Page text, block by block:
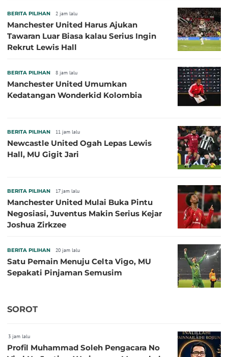
BERITA PILIHAN 2 jam lalu
Manchester United Harus Ajukan
Tawaran Luar Biasa kalau Serius Ingin
Rekrut Lewis Hall
BERITA PILIHAN 8 jam lalu
Manchester United Umumkan
Kedatangan Wonderkid Kolombia
BERITA PILIHAN 11 jam lalu
Newcastle United Ogah Lepas Lewis
Hall, MU Gigit Jari
BERITA PILIHAN 17 jam lalu
Manchester United Mulai Buka Pintu
Negosiasi, Juventus Makin Serius Kejar
Joshua Zirkzee
BERITA PILIHAN 20 jam lalu
Satu Pemain Menuju Celta Vigo, MU
Sepakati Pinjaman Semusim
SOROT
3 jam lalu
Profil Muhammad Soleh Pengacara No